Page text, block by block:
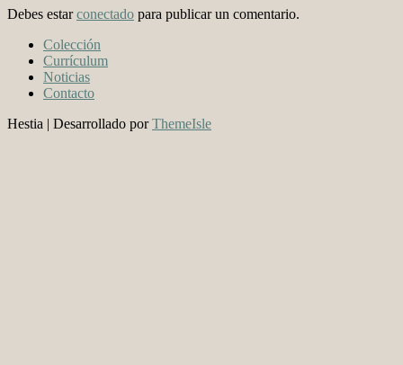
Debes estarconectado para publicar un comentario.
Colección
Currículum
Noticias
Contacto
Hestia | Desarrollado porThemeIsle